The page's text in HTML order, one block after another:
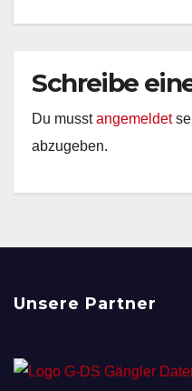
Schreibe
Du musstangemeldet
abzugeben.
Unsere Partner